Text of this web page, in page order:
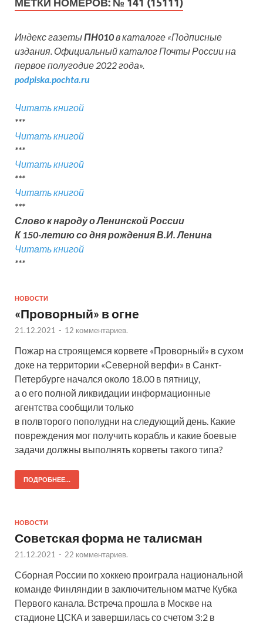
МЕТКИ НОМЕРОВ: № 141 (15111)
Индекс газетыПН010в каталоге «Подписные
издания. Официальный каталог Почты России на
первое полугодие 2022 года».
podpiska.pochta.ru
Читать книгой
***
Читать книгой
***
Читать книгой
***
Читать книгой
***
Слово к народу о Ленинской России
К 150-летию со дня рождения В.И. Ленина
Читать книгой
***
НОВОСТИ
«Проворный» в огне
21.12.2021 - 12 комментариев.
Пожар на строящемся корвете «Проворный» в сухом
доке на территории «Северной верфи» в Санкт-
Петербурге начался около 18.00 в пятницу,
а о его полной ликвидации информационные
агентства сообщили только
в полвторого пополудни на следующий день. Какие
повреждения мог получить корабль и какие боевые
задачи должны выполнять корветы такого типа?
ПОДРОБНЕЕ...
НОВОСТИ
Советская форма не талисман
21.12.2021 - 22 комментариев.
Сборная России по хоккею проиграла национальной
команде Финляндии в заключительном матче Кубка
Первого канала. Встреча прошла в Москве на
стадионе ЦСКА и завершилась со счетом 3:2 в